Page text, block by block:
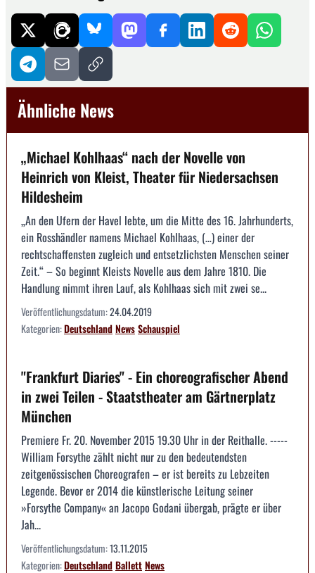
Ähnliche News
„Michael Kohlhaas“ nach der Novelle von
Heinrich von Kleist, Theater für Niedersachsen
Hildesheim
„An den Ufern der Havel lebte, um die Mitte des 16. Jahrhunderts,
ein Rosshändler namens Michael Kohlhaas, (…) einer der
rechtschaffensten zugleich und entsetzlichsten Menschen seiner
Zeit.“ – So beginnt Kleists Novelle aus dem Jahre 1810. Die
Handlung nimmt ihren Lauf, als Kohlhaas sich mit zwei se...
Veröffentlichungsdatum:24.04.2019
Kategorien:DeutschlandNewsSchauspiel
"Frankfurt Diaries" - Ein choreografischer Abend
in zwei Teilen - Staatstheater am Gärtnerplatz
München
Premiere Fr. 20. November 2015 19.30 Uhr in der Reithalle. -----
William Forsythe zählt nicht nur zu den bedeutendsten
zeitgenössischen Choreografen – er ist bereits zu Lebzeiten
Legende. Bevor er 2014 die künstlerische Leitung seiner
»Forsythe Company« an Jacopo Godani übergab, prägte er über
Jah...
Veröffentlichungsdatum:13.11.2015
Kategorien:DeutschlandBallettNews